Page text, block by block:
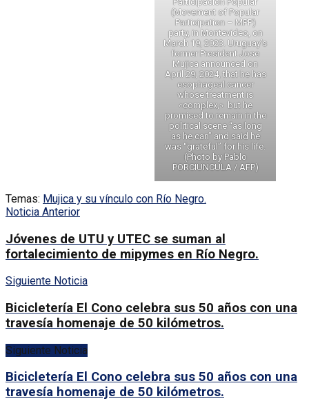
(Movement of Popular
Participation – MPP)
party, in Montevideo, on
March 19, 2023. Uruguay’s
former President Jose
Mujica announced on
April 29, 2024, that he has
esophageal cancer
whose treatment is
«complex,» but he
promised to remain in the
political scene “as long
as he can” and said he
was “grateful” for his life.
(Photo by Pablo
PORCIUNCULA / AFP)
Temas: Mujica y su vínculo con Río Negro.
Noticia Anterior
Jóvenes de UTU y UTEC se suman al
fortalecimiento de mipymes en Río Negro.
Siguiente Noticia
Bicicletería El Cono celebra sus 50 años con una
travesía homenaje de 50 kilómetros.
Siguiente Noticia
Bicicletería El Cono celebra sus 50 años con una
travesía homenaje de 50 kilómetros.